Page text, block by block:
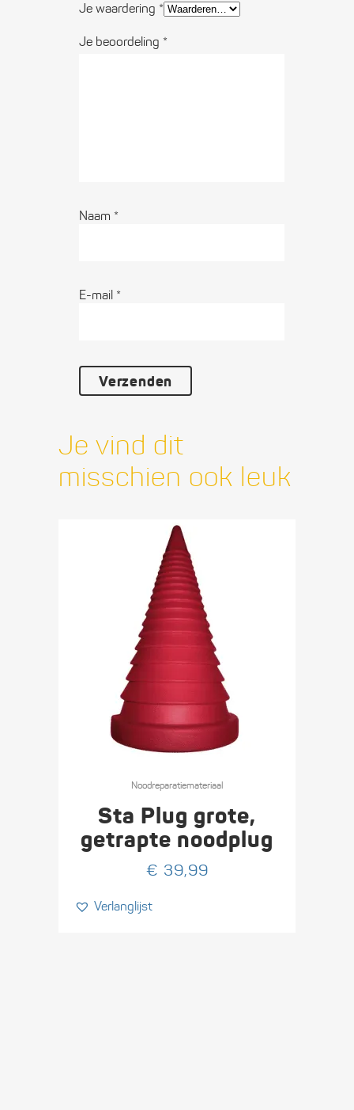
Je waardering *
Je beoordeling *
Naam *
E-mail *
Je vind dit
misschien ook leuk
Nood­reparatie­materiaal
Sta Plug grote,
getrapte noodplug
€ 39,99
Verlanglijst